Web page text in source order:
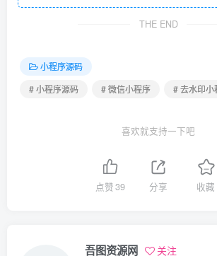
THE END
小程序源码
# 小程序源码
# 微信小程序 # 去水印小
喜欢就支持一下吧
点赞39 分享 收藏
吾图资源网 关注